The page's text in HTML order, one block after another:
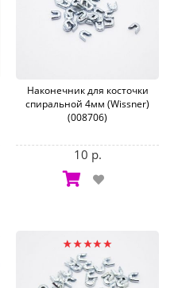
Наконечник для косточки
спиральной 4мм (Wissner)
(008706)
10 р.